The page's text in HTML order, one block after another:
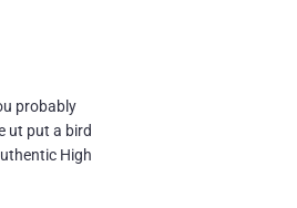
probably
ut put a bird
High